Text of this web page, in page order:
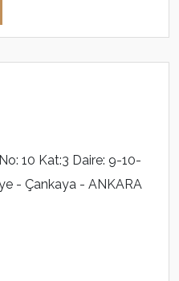
10 Kat:3 Daire: 9-10-
- Çankaya - ANKARA